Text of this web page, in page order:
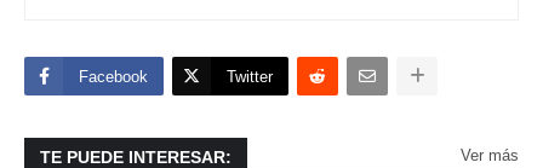
Facebook Twitter
TE PUEDE INTERESAR: Ver más